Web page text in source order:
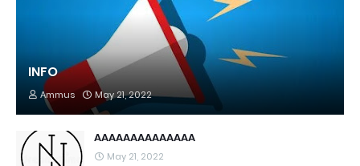
INFO
Ammus May 21, 2022
AAAAAAAAAAAAAA
May 21, 2022